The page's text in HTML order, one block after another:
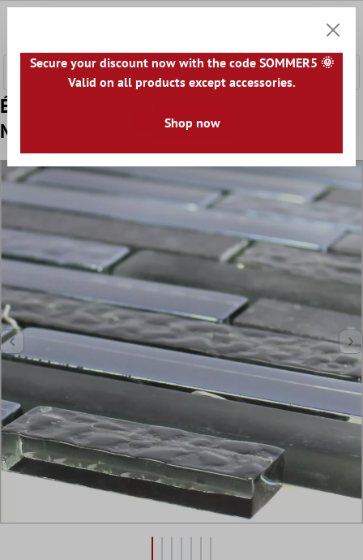
Panier
Échantillon Verre Pierre Acier Inoxydable
Mosaïque Wilmont Noir Argent
Secure your discount now with the code SOMMER5 🌞
Valid on all products except accessories.
Shop now